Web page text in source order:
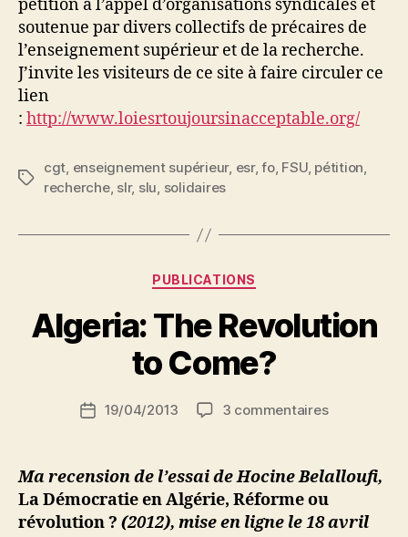
u
s
s
a
de
loi
ESR
toujours
pétition à l’appel d’organisations syndicales et
soutenue par divers collectifs de précaires de
l’enseignement supérieur et de la recherche.
J’invite les visiteurs de ce site à faire circuler ce
lien
: http://www.loiesrtoujoursinacceptable.org/
Étiquettes
cgt, enseignement supérieur, esr,fo, FSU, pétition,
recherche, slr, slu, solidaires
Catégories
PUBLICATIONS
Algeria: The Revolution
to Come?
Auteur
de
N
d
b
i
M
o
u
s
Date19/04/2013 3 commentairessur
Revolution
Come?
Ma recension de l’essai de Hocine Belalloufi,
La Démocratie en Algérie, Réforme ou
révolution ? (2012), mise en ligne le 18 avril